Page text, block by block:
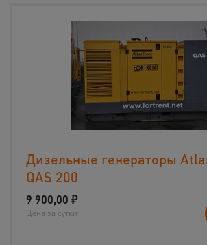
Дизельные генераторы
QAS 200
9 900,00 ₽
Цена за сутки